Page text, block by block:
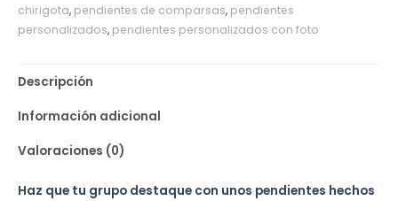
chirigota, pendientes de comparsas, pendientes
personalizados, pendientes personalizados con foto
Descripción
Información adicional
Valoraciones (0)
Haz que tu grupo destaque con unos pendientes hechos